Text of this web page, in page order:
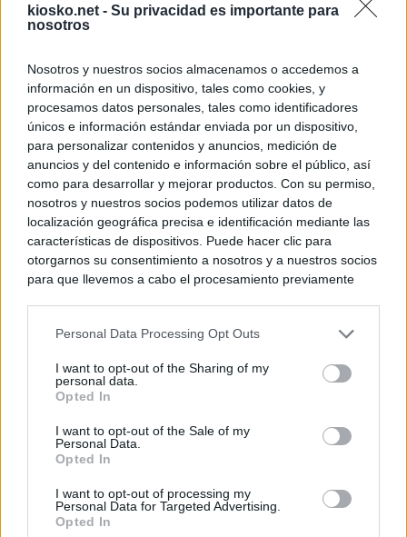
kiosko.net - Su privacidad es importante para
nosotros
Nosotros y nuestros socios almacenamos o accedemos a
información en un dispositivo, tales como cookies, y
procesamos datos personales, tales como identificadores
únicos e información estándar enviada por un dispositivo,
para personalizar contenidos y anuncios, medición de
anuncios y del contenido e información sobre el público, así
como para desarrollar y mejorar productos. Con su permiso,
nosotros y nuestros socios podemos utilizar datos de
localización geográfica precisa e identificación mediante las
características de dispositivos. Puede hacer clic para
otorgarnos su consentimiento a nosotros y a nuestros socios
para que llevemos a cabo el procesamiento previamente
negar su consentimiento. Tenga en cuenta que algún
de su consentimiento, pero usted tiene el derecho de
rechazar tal procesamiento. Sus preferencias se aplicarán
cualquier momento entrando de nuevo en este sitio web o
visitando nuestra política de privacidad.
Personal Data Processing Opt Outs
I want to opt-out of the Sharing of my
personal data.
Opted In
I want to opt-out of the Sale of my
Personal Data.
Opted In
I want to opt-out of processing my
Personal Data for Targeted Advertising.
Opted In